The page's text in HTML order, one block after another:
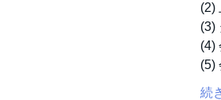
(2)
(3)
(4)
(5)
続